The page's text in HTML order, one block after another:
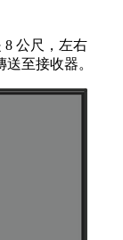
8 公尺，左右
至接收器。